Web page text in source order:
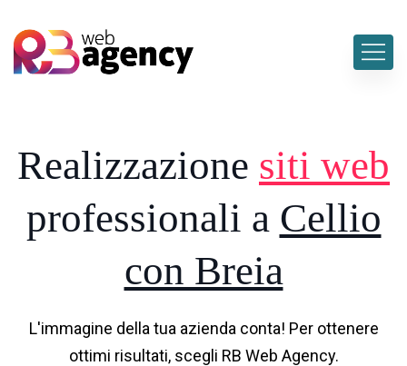
Realizzazione siti web
professionali a Cellio
con Breia
L'immagine della tua azienda conta! Per ottenere
ottimi risultati, scegli RB Web Agency.